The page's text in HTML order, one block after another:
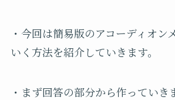
・今回は簡易版のアコーディオン
いく方法を紹介していきます。
・まず回答の部分から作ってい